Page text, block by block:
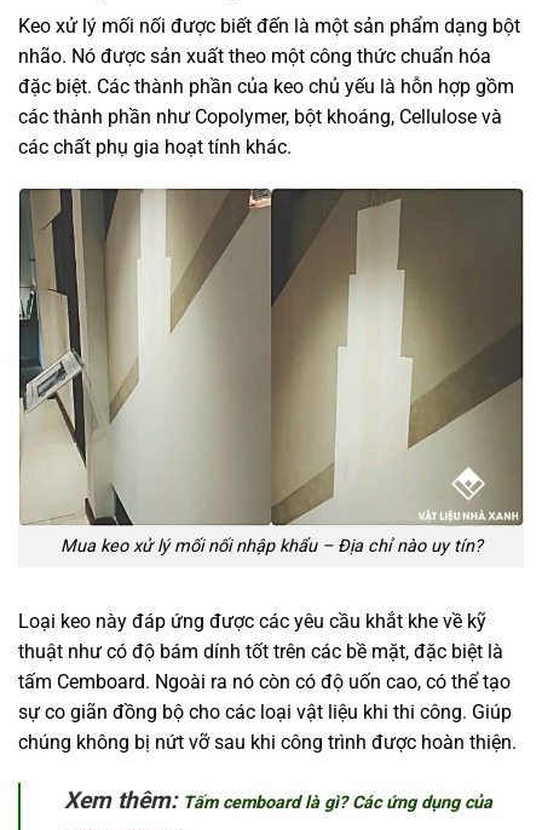
Keo xử lý mối nối được biết đến là một sản phẩm dạng bột
nhão. Nó được sản xuất theo một công thức chuẩn hóa
đặc biệt. Các thành phần của keo chủ yếu là hỗn hợp gồm
các thành phần như Copolymer, bột khoáng, Cellulose và
các chất phụ gia hoạt tính khác.
Mua keo xử lý mối nối nhập khẩu – Địa chỉ nào uy tín?
Loại keo này đáp ứng được các yêu cầu khắt khe về kỹ
thuật như có độ bám dính tốt trên các bề mặt, đặc biệt là
tấm Cemboard. Ngoài ra nó còn có độ uốn cao, có thể tạo
sự co giãn đồng bộ cho các loại vật liệu khi thi công. Giúp
chúng không bị nứt vỡ sau khi công trình được hoàn thiện.
Xem thêm: Tấm cemboard là gì? Các ứng dụng của